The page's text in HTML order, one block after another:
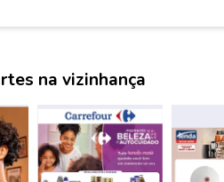
na vizinhança